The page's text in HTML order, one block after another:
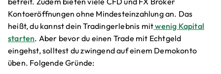
Kontoeröffnungen ohne Mindesteinzahlung an. Das
heißt, du kannst dein Tradingerlebnis mitwenig Kapital
starten. Aber bevor du einen Trade mit Echtgeld
eingehst, solltest du zwingend auf einem Demokonto
üben. Folgende Gründe: